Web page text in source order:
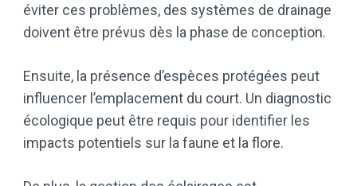
éviter ces problèmes, des systèmes de drainage
doivent être prévus dès la phase de conception.
Ensuite, la présence d’espèces protégées peut
influencer l’emplacement du court. Un diagnostic
écologique peut être requis pour identifier les
impacts potentiels sur la faune et la flore.